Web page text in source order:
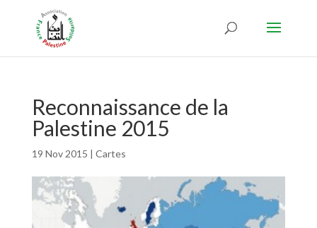
Reconnaissance de la
Palestine 2015
19 Nov 2015 | Cartes